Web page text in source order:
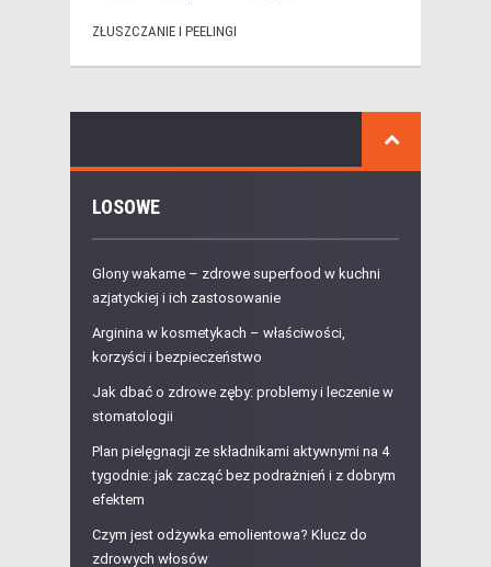
ZŁUSZCZANIE I PEELINGI
LOSOWE
Glony wakame – zdrowe superfood w kuchni
azjatyckiej i ich zastosowanie
Arginina w kosmetykach – właściwości,
korzyści i bezpieczeństwo
Jak dbać o zdrowe zęby: problemy i leczenie w
stomatologii
Plan pielęgnacji ze składnikami aktywnymi na 4
tygodnie: jak zacząć bez podrażnień i z dobrym
efektem
Czym jest odżywka emolientowa? Klucz do
zdrowych włosów